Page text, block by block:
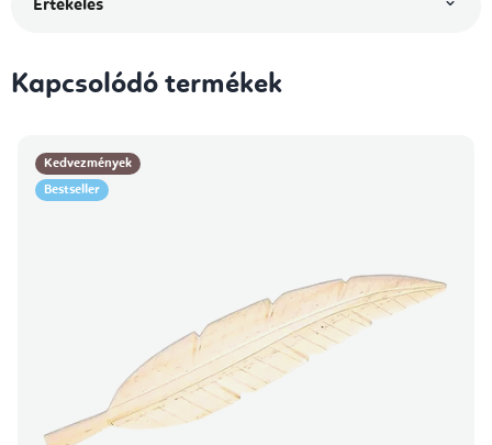
Értékelés
Kapcsolódó termékek
Kedvezmények
Bestseller